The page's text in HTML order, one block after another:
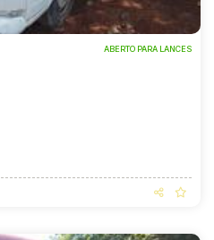
ABERTO PARA LANCES